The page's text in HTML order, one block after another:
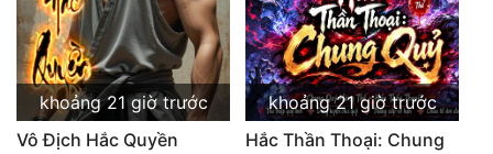
khoảng 21 giờ trước
Vô Địch Hắc Quyền
khoảng 21 giờ trước
Hắc Thần Thoại: Chung